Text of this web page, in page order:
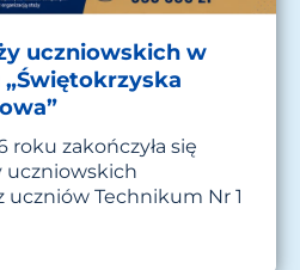
uczniowskich w
roku zakończyła się
uczniowskich
uczniów Technikum Nr 1